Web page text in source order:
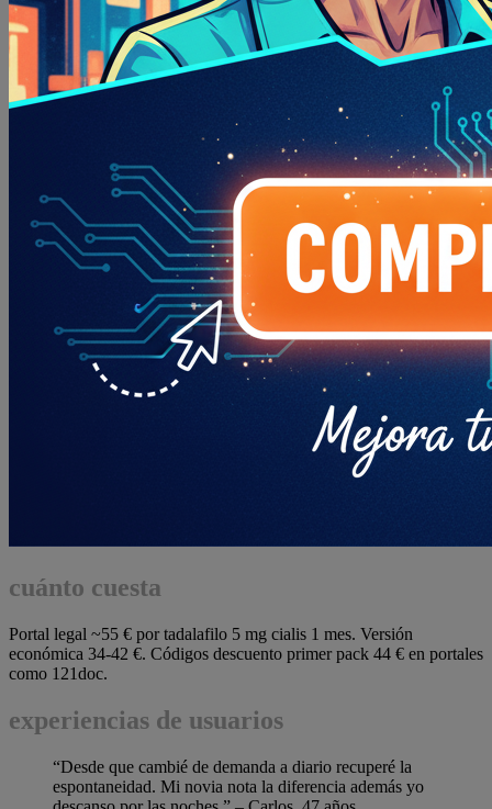
cuánto cuesta
Portal legal ~55 € por tadalafilo 5 mg cialis 1 mes. Versión
económica 34-42 €. Códigos descuento primer pack 44 € en portales
como 121doc.
experiencias de usuarios
“Desde que cambié de demanda a diario recuperé la
espontaneidad. Mi novia nota la diferencia además yo